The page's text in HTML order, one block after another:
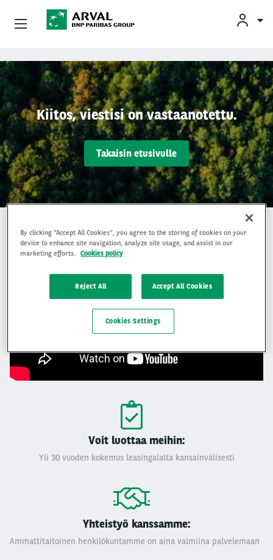
Skip to main content
Kiitos, viestisi on vastaanotettu.
Takaisin etusivulle
Voit luottaa meihin:
Yli 30 vuoden kokemus leasingalalta kansainvälisesti
Yhteistyö kanssamme:
Ammattitaitoinen henkilökuntamme on aina valmiina palvelemaan
Yksityisleasing
Arval Yrityksenä
Yhteystiedot
Kuljettajat
By clicking “Accept All Cookies”, you agree to the storing of cookies on your
device to enhance site navigation, analyze site usage, and assist in our
marketing efforts.
Cookies policy
Reject All Accept All Cookies
Cookies Settings